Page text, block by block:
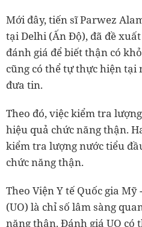
Mới đây, tiến sĩ Parwez
tại Delhi (Ấn Độ), đã đề
đánh giá để biết thận có
cũng có thể tự thực hiện tại
đưa tin.
Theo đó, việc kiểm tra
hiệu quả chức năng thận.
kiểm tra lượng nước tiểu
chức năng thận.
Theo Viện Y tế Quốc gia
(UO) là chỉ số lâm sàng
năng thận. Đánh giá UO có